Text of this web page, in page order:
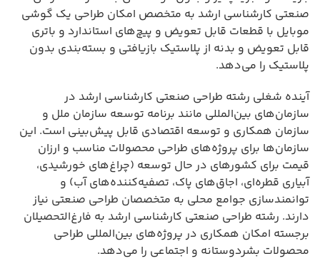
صنعتی کارشناسی ارشد به متخصص امکان طراحی یک گوشی
موبایل با قطعات قابل تعویض و پیچ‌های استاندارد و باتری
قابل تعویض و بدنه از پلاستیک بازیافتی و بسته‌بندی بدون
پلاستیک را می‌دهد.
آینده شغلی رشته طراحی صنعتی کارشناسی ارشد در
سازمان‌های بین‌المللی مانند برنامه توسعه سازمان ملل و
سازمان همکاری و توسعه اقتصادی قابل پیش‌بینی است. این
سازمان‌ها برای پروژه‌های طراحی محصولات مناسب و ارزان
قیمت برای کشورهای در حال توسعه (چراغ‌های خورشیدی،
آبیاری قطره‌ای، اجاق‌های پاک، تصفیه‌کننده‌های آب) و
توانمندسازی جوامع محلی به متخصصان طراحی صنعتی نیاز
دارند. رشته طراحی صنعتی کارشناسی ارشد به فارغ‌التحصیلان
برجسته امکان همکاری در پروژه‌های بین‌المللی طراحی
محصولات بشردوستانه و اجتماعی را می‌دهد.